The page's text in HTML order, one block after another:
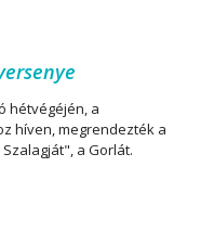
hétvégéjén, a
híven, megrendezték a
a Gorlát.